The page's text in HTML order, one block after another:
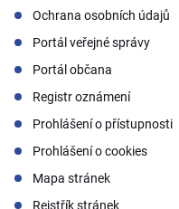
Ochrana osobních údajů
Portál veřejné správy
Portál občana
Registr oznámení
Prohlášení o přístupnosti
Prohlášení o cookies
Mapa stránek
Rejstřík stránek